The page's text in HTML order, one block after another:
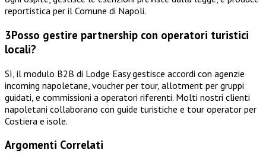
reportistica per il Comune di Napoli.
3Posso gestire partnership con operatori turistici
locali?
Sì, il modulo B2B di Lodge Easy gestisce accordi con agenzie
incoming napoletane, voucher per tour, allotment per gruppi
guidati, e commissioni a operatori riferenti. Molti nostri clienti
napoletani collaborano con guide turistiche e tour operator per
Costiera e isole.
Argomenti Correlati